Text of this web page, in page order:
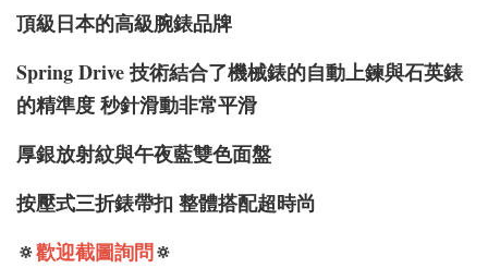
頂級日本的高級腕錶品牌
Spring Drive 技術結合了機械錶的自動上鍊與石英錶
的精準度 秒針滑動非常平滑
厚銀放射紋與午夜藍雙色面盤
按壓式三折錶帶扣 整體搭配超時尚
🔅歡迎截圖詢問🔅